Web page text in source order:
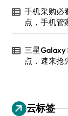
手机采购必
点，手机管
三星Galaxy
点，速来抢
云标签